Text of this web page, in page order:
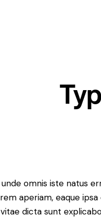
omnis iste natus
aperiam, eaque
dicta sunt